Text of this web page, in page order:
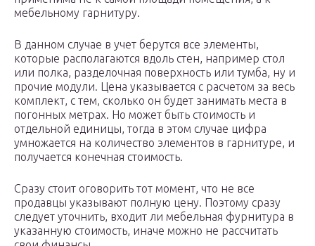
мебельному гарнитуру.
В данном случае в учет берутся все элементы,
которые располагаются вдоль стен, например стол
или полка, разделочная поверхность или тумба, ну и
прочие модули. Цена указывается с расчетом за весь
комплект, с тем, сколько он будет занимать места в
погонных метрах. Но может быть стоимость и
отдельной единицы, тогда в этом случае цифра
умножается на количество элементов в гарнитуре, и
получается конечная стоимость.
Сразу стоит оговорить тот момент, что не все
продавцы указывают полную цену. Поэтому сразу
следует уточнить, входит ли мебельная фурнитура в
указанную стоимость, иначе можно не рассчитать